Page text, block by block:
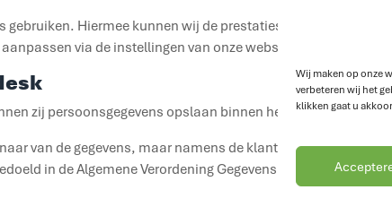
Wij maken op onze
verbeteren wij het
klikken gaat u
Hiermee kunnen wij de prestaties van campagnes
via de instellingen van onze website.
zij persoonsgegevens opslaan binnen het platform.
van de gegevens, maar namens de klant. De klant bepaalt
in de Algemene Verordening Gegevensbescherming